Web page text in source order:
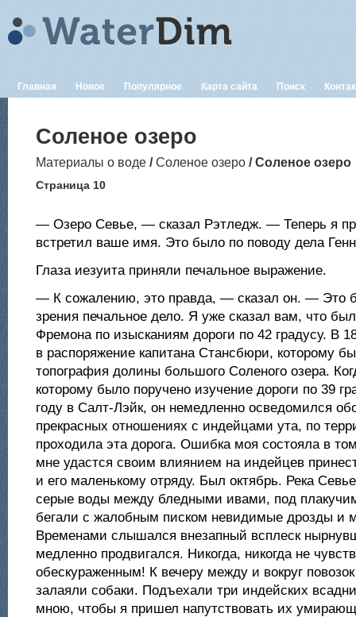
Главная Новое Популярное Карта сайта Поиск
Соленое озеро
Материалы о воде /Соленое озеро / Соленое озеро
Страница 10
— Озеро Севье, — сказал Рэтледж. — Теперь я
встретил ваше имя. Это было по поводу дела
Глаза иезуита приняли печальное выражение.
— К сожалению, это правда, — сказал он. — Это
зрения печальное дело. Я уже сказал вам, что
Фремона по изысканиям дороги по 42 градусу. В
в распоряжение капитана Стансбюри, которому
топография долины большого Соленого озера.
которому было поручено изучение дороги по 39
году в Салт-Лэйк, он немедленно осведомился
прекрасных отношениях с индейцами ута, по
проходила эта дорога. Ошибка моя состояла в
мне удастся своим влиянием на индейцев
и его маленькому отряду. Был октябрь. Река
серые воды между бледными ивами, под
бегали с жалобным писком невидимые дрозды и
Временами слышался внезапный всплеск
медленно продвигался. Никогда, никогда не
обескураженным! К вечеру между и вокруг
залаяли собаки. Подъехали три индейских
мною, чтобы я пришел напутствовать их